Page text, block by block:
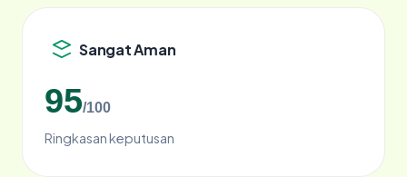
Sangat Aman
95/100
Ringkasan keputusan